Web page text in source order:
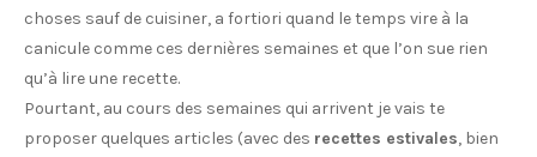
choses sauf de cuisiner, a fortiori quand le temps vire à la
canicule comme ces dernières semaines et que l’on sue rien
qu’à lire une recette.
Pourtant, au cours des semaines qui arrivent je vais te
proposer quelques articles (avec des recettes estivales, bien